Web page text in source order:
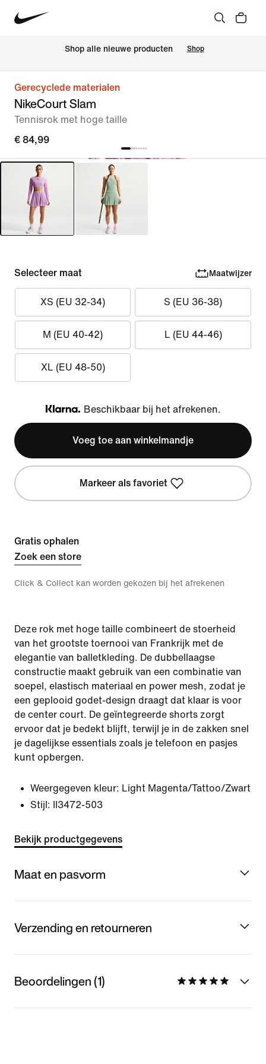
Shop alle nieuwe producten Shop
Gerecyclede materialen
NikeCourt Slam
Tennisrok met hoge taille
€ 84,99
Selecteer maat Maatwijzer
XS (EU 32-34) S (EU 36-38)
M (EU 40-42) L (EU 44-46)
XL (EU 48-50)
Klarna
Beschikbaar bij het afrekenen.
Voeg toe aan winkelmandje
Markeer als favoriet
Gratis ophalen
Zoek een store
Click & Collect kan worden gekozen bij het afrekenen
Deze rok met hoge taille combineert de stoerheid
van het grootste toernooi van Frankrijk met de
elegantie van balletkleding. De dubbellaagse
constructie maakt gebruik van een combinatie van
soepel, elastisch materiaal en power mesh, zodat je
een geplooid godet-design draagt dat klaar is voor
de center court. De geïntegreerde shorts zorgt
ervoor dat je bedekt blijft, terwijl je in de zakken snel
je dagelijkse essentials zoals je telefoon en pasjes
kunt opbergen.
Weergegeven kleur: Light Magenta/Tattoo/Zwart
Stijl:
II3472-503
Bekijk productgegevens
Maat en pasvorm
Verzending en retourneren
Beoordelingen (1)